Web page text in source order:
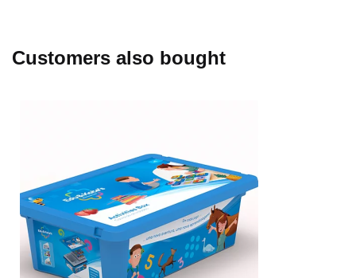
Customers also bought